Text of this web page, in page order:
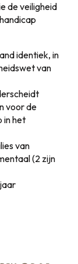
de veiligheid
identiek, in
van
voor de
in het
van
(2 zijn